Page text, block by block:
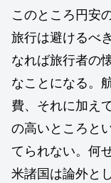
このところ円安
旅行は避けるべ
なれば旅行者の
なことになる。
費、それに加え
の高いところと
てられない。何
米諸国は論外と